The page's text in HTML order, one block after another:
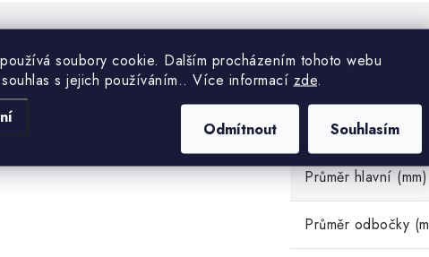
soubory cookie. Dalším procházením tohoto webu
s jejich používáním.. Více informací zde.
Odmítnout Souhlasím
Doplňkové
Kategorie
Průměr hlavní (mm)
Průměr odbočky